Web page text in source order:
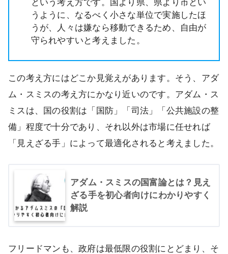
という考え方です。国より県、県より市とい
うように、なるべく小さな単位で実施したほ
うが、人々は嫌なら移動できるため、自由が
守られやすいと考えました。
この考え方にはどこか見覚えがあります。そう、アダ
ム・スミスの考え方にかなり近いのです。アダム・ス
ミスは、国の役割は「国防」「司法」「公共施設の整
備」程度で十分であり、それ以外は市場に任せれば
「見えざる手」によって最適化されると考えました。
アダム・スミスの国富論とは？見え
ざる手を初心者向けにわかりやすく
解説
フリードマンも、政府は最低限の役割にとどまり、そ